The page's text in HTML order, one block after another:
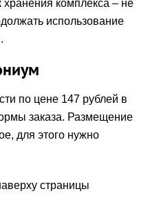
хранения комплекса – не
использование
по цене 147 рублей в
заказа. Размещение
для этого нужно
страницы